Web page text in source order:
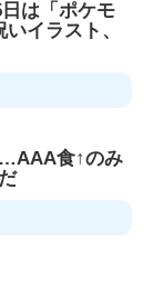
日は「ポケモ
イラスト、
…AAA食↑のみ